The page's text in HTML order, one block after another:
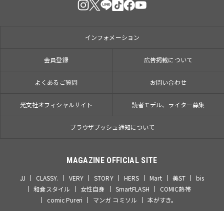
インフォメーション
会員登録 広告掲載について
よくあるご質問 お問い合わせ
光文社オフィシャルサイト 読者モデル、ライター募集
ブラウザプッシュ通知について
MAGAZINE OFFICIAL SITE
JJ CLASSY. VERY STORY HERS Mart 美ST
bis
和食スタイル
女性自身 SmartFLASH
COMIC熱帯
comic Pureri
マンガ コミソル 本がすき。